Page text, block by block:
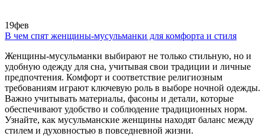
19фев
В чем спят женщины-мусульманки для комфорта и стиля
Женщины-мусульманки выбирают не только стильную, но и
удобную одежду для сна, учитывая свои традиции и личные
предпочтения. Комфорт и соответствие религиозным
требованиям играют ключевую роль в выборе ночной одежды.
Важно учитывать материалы, фасоны и детали, которые
обеспечивают удобство и соблюдение традиционных норм.
Узнайте, как мусульманские женщины находят баланс между
стилем и духовностью в повседневной жизни.